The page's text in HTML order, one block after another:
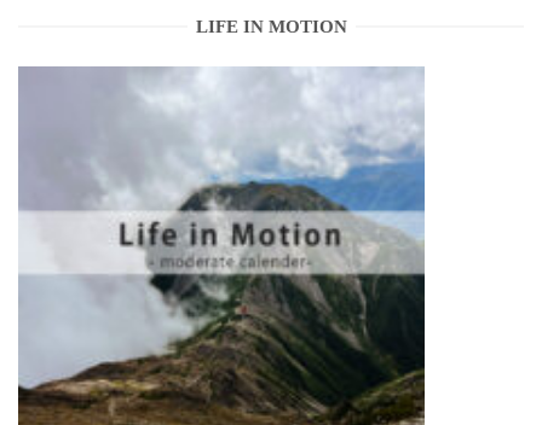
LIFE IN MOTION